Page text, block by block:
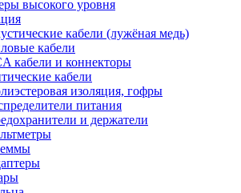
высокого уровня
кабели (лужёная медь)
кабели
кабели и коннекторы
кабели
изоляция, гофры
питания
и держатели